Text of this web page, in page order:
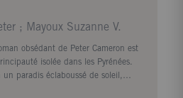
; Mayoux Suzanne V.
obsédant de Peter Cameron est
isolée dans les Pyrénées.
un paradis éclaboussé de soleil,